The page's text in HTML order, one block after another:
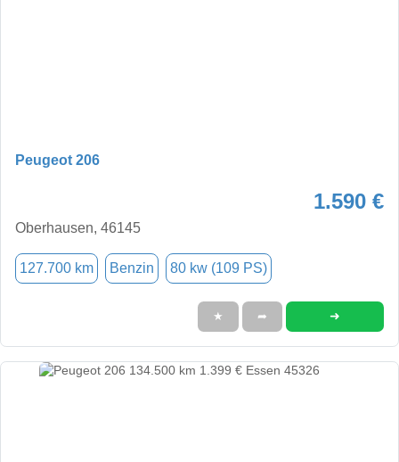
Peugeot 206
1.590 €
Oberhausen, 46145
127.700 km Benzin 80 kw (109 PS)
★ ➦ ➜